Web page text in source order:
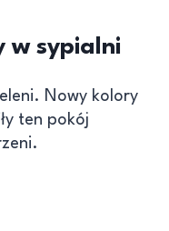
w sypialni
Nowy kolory
ten pokój